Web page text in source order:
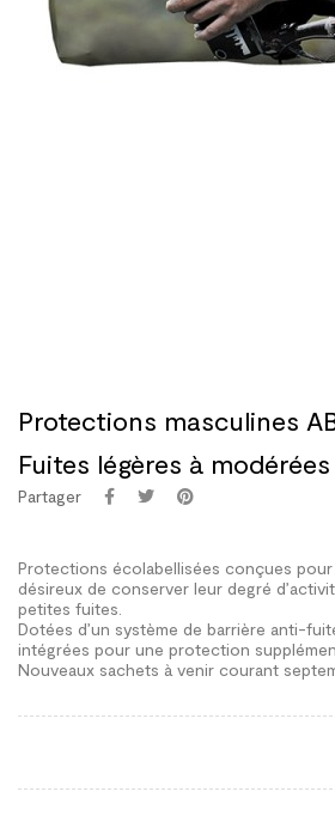
Protections masculines
Fuites légères à modérées
Partager
Protections écolabellisées conçues
désireux de conserver leur degré
petites fuites.
Dotées d’un système de barrière anti-
intégrées pour une protection
Nouveaux sachets à venir courant